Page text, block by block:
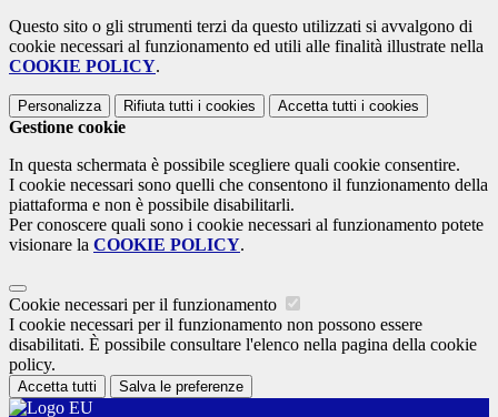
Questo sito o gli strumenti terzi da questo utilizzati si avvalgono di
cookie necessari al funzionamento ed utili alle finalità illustrate nella
COOKIE POLICY.
Personalizza Rifiuta tutti i cookies Accetta tutti i cookies
Gestione cookie
In questa schermata è possibile scegliere quali cookie consentire.
I cookie necessari sono quelli che consentono il funzionamento della
piattaforma e non è possibile disabilitarli.
Per conoscere quali sono i cookie necessari al funzionamento potete
visionare la COOKIE POLICY.
Cookie necessari per il funzionamento
I cookie necessari per il funzionamento non possono essere
disabilitati. È possibile consultare l'elenco nella pagina della cookie
policy.
Accetta tutti Salva le preferenze